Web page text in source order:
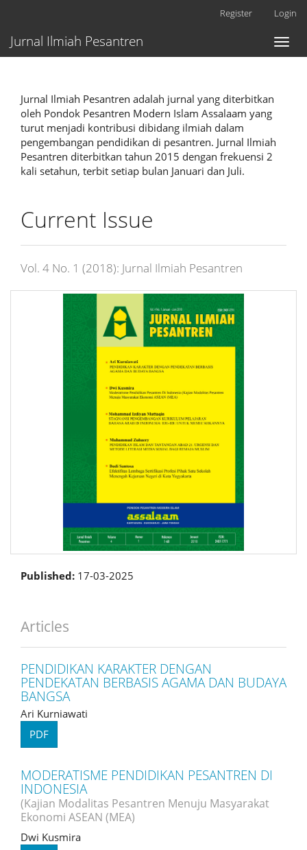
Main
Content
Register Login
Toggle
Jurnal Ilmiah Pesantren
Jurnal Ilmiah Pesantren adalah jurnal yang diterbitkan
oleh Pondok Pesantren Modern Islam Assalaam yang
turut menjadi kontribusi dibidang ilmiah dalam
pengembangan pendidikan di pesantren. Jurnal Ilmiah
Pesantren diterbitkan tahun 2015 dengan frekuensi 2
kali setahun, terbit setiap bulan Januari dan Juli.
Current Issue
Vol. 4 No. 1 (2018): Jurnal Ilmiah Pesantren
Published: 17-03-2025
Articles
PENDIDIKAN KARAKTER DENGAN
PENDEKATAN BERBASIS AGAMA DAN BUDAYA
BANGSA
Ari Kurniawati
PDF
MODERATISME PENDIDIKAN PESANTREN DI
INDONESIA
(Kajian Modalitas Pesantren Menuju Masyarakat
Ekonomi ASEAN (MEA)
Dwi Kusmira